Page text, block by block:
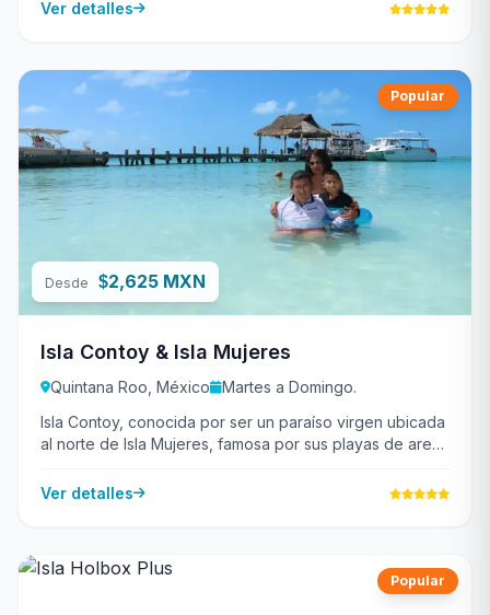
Ver detalles
Desde $2,625 MXN
Popular
Isla Contoy & Isla Mujeres
Quintana Roo, México
Martes a Domingo.
Isla Contoy, conocida por ser un paraíso virgen ubicada
al norte de Isla Mujeres, famosa por sus playas de arena
Ver detalles
Popular